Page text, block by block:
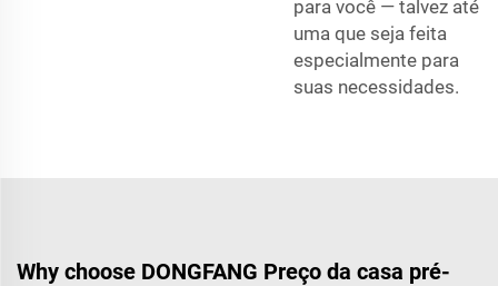
para você — talvez até
uma que seja feita
especialmente para
suas necessidades.
Why choose DONGFANG Preço da casa pré-